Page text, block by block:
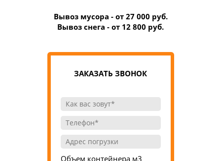
Вывоз мусора - от 27 000 руб.
Вывоз снега - от 12 800 руб.
ЗАКАЗАТЬ ЗВОНОК
Объем контейнера м3